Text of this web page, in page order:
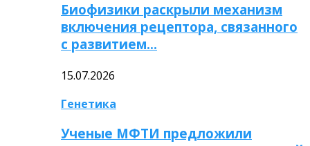
Биофизики раскрыли механизм
включения рецептора, связанного
с развитием…
15.07.2026
Генетика
Ученые МФТИ предложили